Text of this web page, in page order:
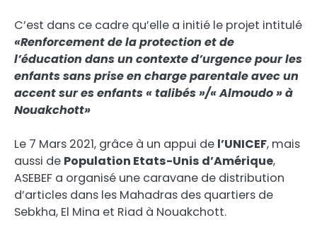
C’est dans ce cadre qu’elle a initié le projet intitulé
«Renforcement de la protection et de
l’éducation dans un contexte d’urgence pour les
enfants sans prise en charge parentale avec un
accent sur es enfants « talibés »/« Almoudo » à
Nouakchott»
Le 7 Mars 2021, grâce à un appui de l’UNICEF, mais
aussi de Population Etats-Unis d’Amérique,
ASEBEF a organisé une caravane de distribution
d’articles dans les Mahadras des quartiers de
Sebkha, El Mina et Riad à Nouakchott.